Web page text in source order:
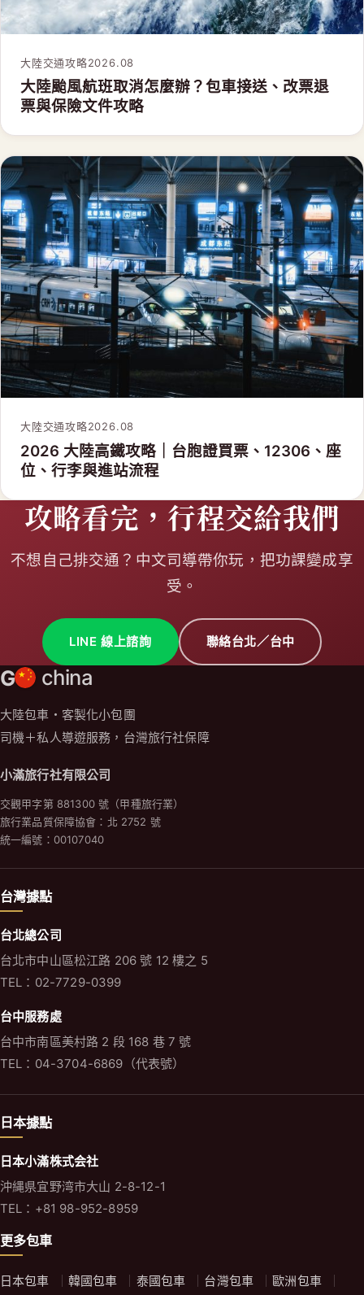
大陸交通攻略2026.08
大陸颱風航班取消怎麼辦？包車接送、改票退
票與保險文件攻略
大陸交通攻略2026.08
2026 大陸高鐵攻略｜台胞證買票、12306、座
位、行李與進站流程
攻略看完，行程交給我們
不想自己排交通？中文司導帶你玩，把功課變成享
受。
LINE 線上諮詢 聯絡台北／台中
G china
大陸包車・客製化小包團
司機＋私人導遊服務，台灣旅行社保障
小滿旅行社有限公司
交觀甲字第 881300 號（甲種旅行業）
旅行業品質保障協會：北 2752 號
統一編號：00107040
台灣據點
台北總公司
台北市中山區松江路 206 號 12 樓之 5
TEL：02-7729-0399
台中服務處
台中市南區美村路 2 段 168 巷 7 號
TEL：04-3704-6869（代表號）
日本據點
日本小滿株式会社
沖縄県宜野湾市大山 2-8-12-1
TEL：+81 98-952-8959
更多包車
日本包車 韓國包車 泰國包車 台灣包車
歐洲包車